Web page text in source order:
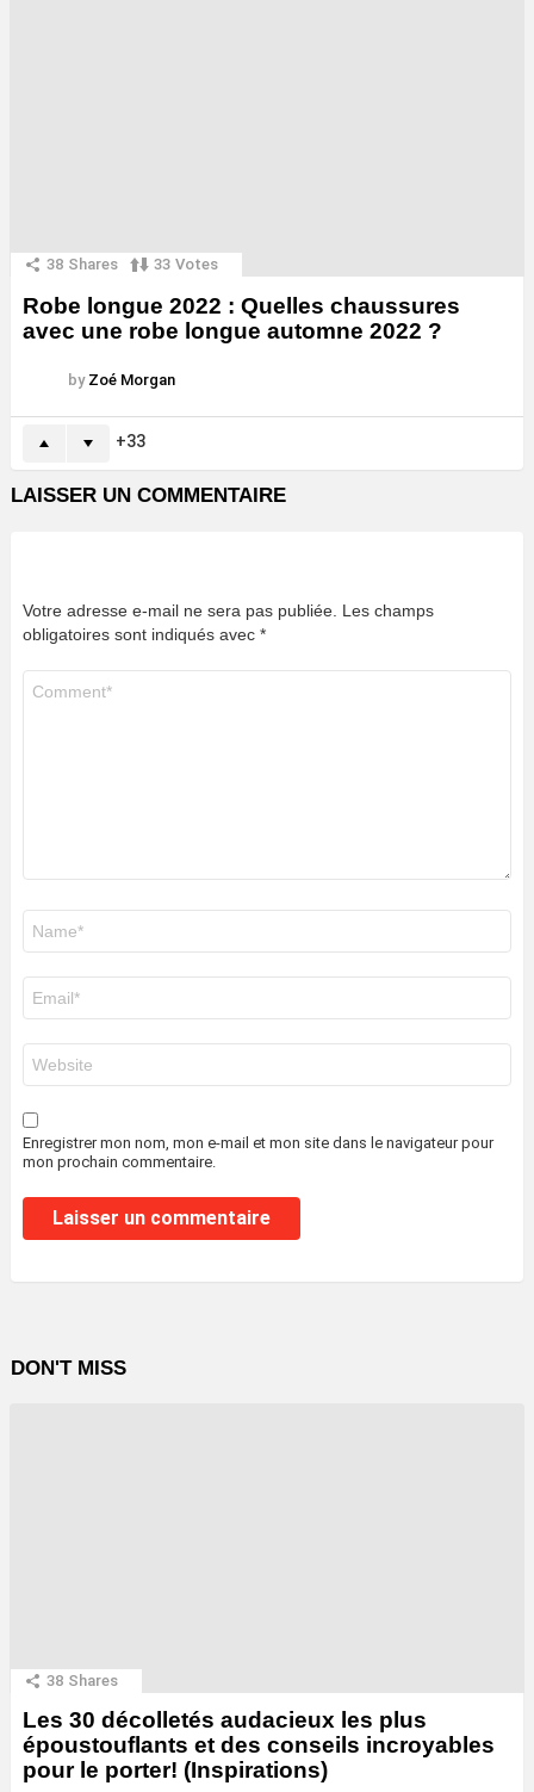
38 Shares 33 Votes
Robe longue 2022 : Quelles chaussures
avec une robe longue automne 2022 ?
by Zoé Morgan
33
LAISSER UN COMMENTAIRE
Votre adresse e-mail ne sera pas publiée. Les champs
obligatoires sont indiqués avec *
mail
*
web
Enregistrer mon nom, mon e-mail et mon site dans le navigateur pour
mon prochain commentaire.
DON'T MISS
38 Shares
Les 30 décolletés audacieux les plus
époustouflants et des conseils incroyables
pour le porter! (Inspirations)